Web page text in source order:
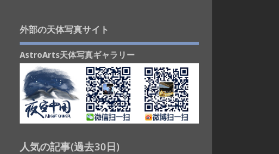
外部の天体写真サイト
AstroArts天体写真ギャラリー
人気の記事(過去30日)